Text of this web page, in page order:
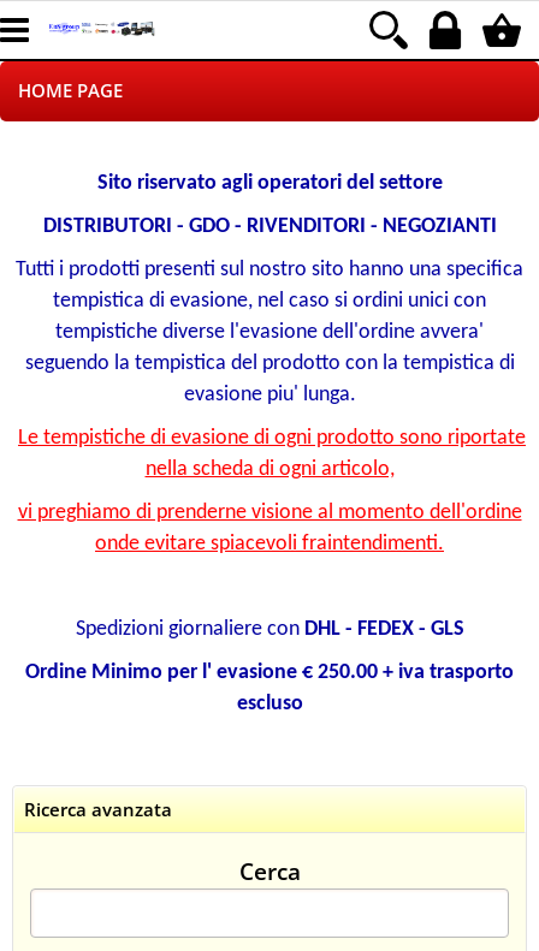
HOME PAGE
LOGISTICA
NEGOZI ON LINE
DROPSHIPPING
SINCRONIZZATI CON NOI
PAGAMENTI
Sito riservato agli operatori del settore
DISTRIBUTORI - GDO - RIVENDITORI - NEGOZIANTI
Tutti i prodotti presenti sul nostro sito hanno una specifica
tempistica di evasione, nel caso si ordini unici con
tempistiche diverse l'evasione dell'ordine avvera'
seguendo la tempistica del prodotto con la tempistica di
evasione piu' lunga.
Le tempistiche di evasione di ogni prodotto sono riportate
nella scheda di ogni articolo,
vi preghiamo di prenderne visione al momento dell'ordine
onde evitare spiacevoli fraintendimenti.
Spedizioni giornaliere con DHL - FEDEX - GLS
Ordine Minimo per l' evasione € 250.00 + iva trasporto
escluso
Ricerca avanzata
Cerca